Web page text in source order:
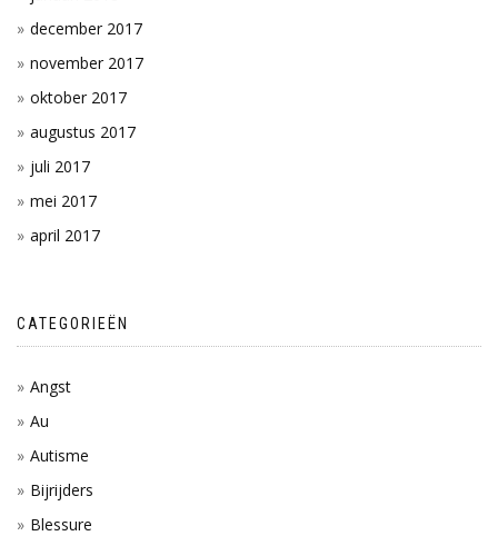
december 2017
november 2017
oktober 2017
augustus 2017
juli 2017
mei 2017
april 2017
CATEGORIEËN
Angst
Au
Autisme
Bijrijders
Blessure